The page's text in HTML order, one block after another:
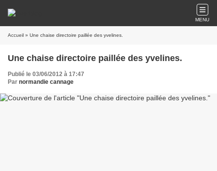
MENU
Accueil » Une chaise directoire paillée des yvelines.
Une chaise directoire paillée des yvelines.
Publié le 03/06/2012 à 17:47
Par normandie cannage